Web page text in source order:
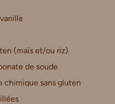
(maïs et/ou riz)
de soude
chimique sans gluten